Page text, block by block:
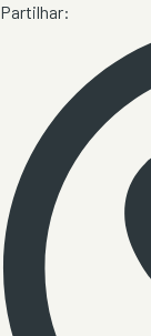
Partilhar: